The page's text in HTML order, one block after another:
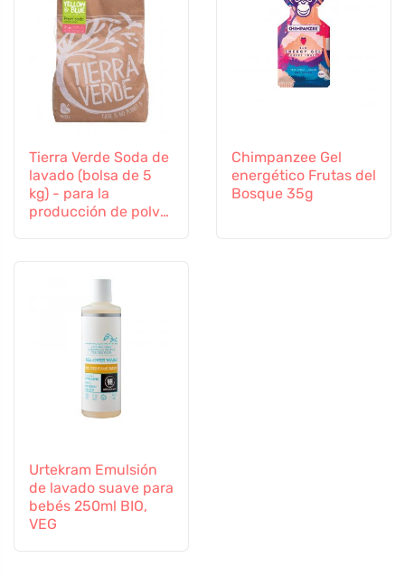
Tierra Verde Soda de
lavado (bolsa de 5
kg) - para la
producción de polvo
Chimpanzee Gel
energético Frutas del
Bosque 35g
Urtekram Emulsión
de lavado suave para
bebés 250ml BIO,
VEG